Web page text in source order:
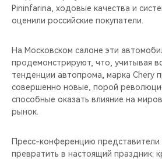
Pininfarina, ходовые качества и
оценили российские покупатели.
На Московском салоне эти
продемонстрируют, что, учитывая
тенденции автопрома, марка Chery
совершенно новые, порой
способные оказать влияние на
рынок.
Пресс-конференцию
превратить в настоящий праздник: